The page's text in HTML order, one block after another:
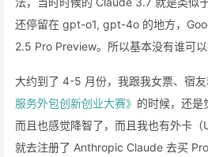
还停留在 gpt-o1, gpt-4o 的地方，
2.5 Pro Preview。所以基本没有谁可以
大约到了 4-5 月份，我跟我女票、宿
服务外包创新创业大赛》 的时候，还是
而且也感觉降智了，而且我也有外卡
就去注册了 Anthropic Claude 去买